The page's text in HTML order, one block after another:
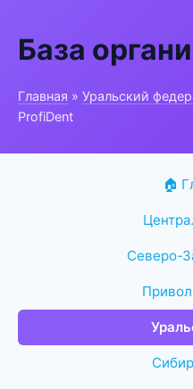
База
Главная » Уральский
ProfiDent
🏠
Северо-